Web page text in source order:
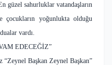
güzel sahurluklar vatandaşların
çocukların yoğunlukta olduğu
vardı.
EDECEĞİZ”
“Zeynel Başkan Zeynel Başkan”